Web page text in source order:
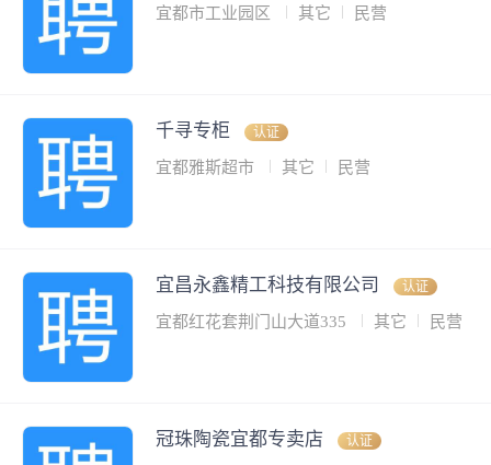
宜都市工业园区 其它 民营
千寻专柜 认证
宜都雅斯超市 其它 民营
宜昌永鑫精工科技有限公司 认证
宜都红花套荆门山大道335 其它 民营
冠珠陶瓷宜都专卖店 认证